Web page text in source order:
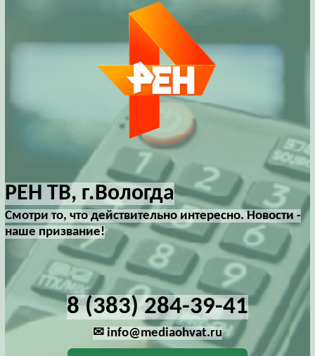
РЕН ТВ, г.Вологда
Смотри то, что действительно интересно. Новости -
наше призвание!
8 (383) 284-39-41
✉ info@mediaohvat.ru